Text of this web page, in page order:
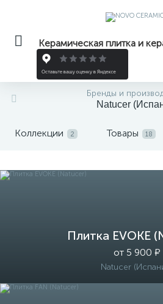
Керамическая плитка и
Бренды и
Natucer
Коллекции 2 Товары 18
Плитка EVOKE
от 5 900 ₽
Natucer